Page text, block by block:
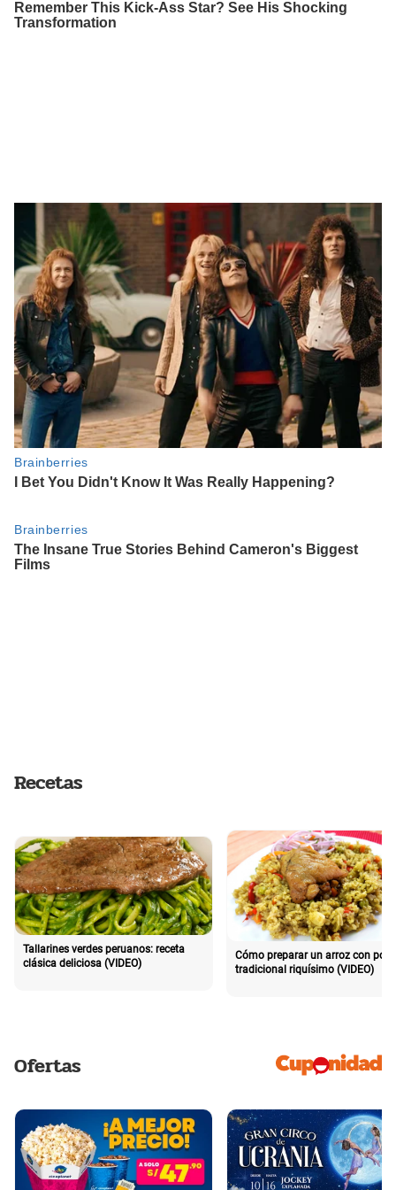
Recetas
Tallarines verdes peruanos: receta
clásica deliciosa (VIDEO)
Cómo preparar un arroz con pollo
tradicional riquísimo (VIDEO)
Ofertas